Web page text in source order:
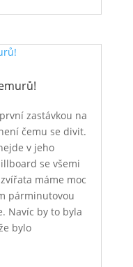
zastávkou na
čemu se divit.
v jeho
se všemi
máme moc
párminutovou
Navíc by to byla
bylo